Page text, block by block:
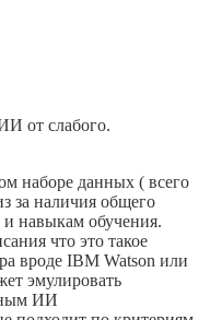
от слабого.
наборе данных ( всего
за наличия общего
навыкам обучения.
что это такое
вроде IBM Watson или
эмулировать
ИИ